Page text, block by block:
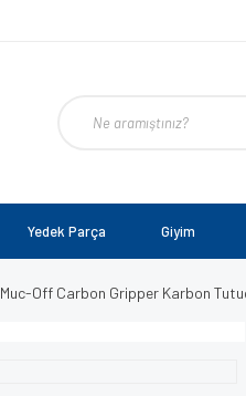
Yedek Parça Giyim
Muc-Off Carbon Gripper Karbon